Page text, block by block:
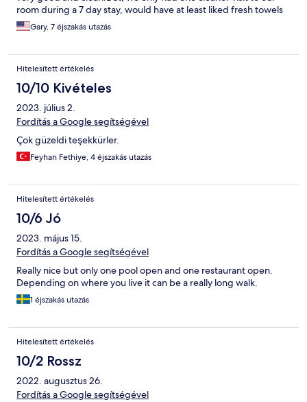
room during a 7 day stay, would have at least liked fresh towels
more often, ran out of toilet paper etc - cleaner left one roll -
trash piled up. TV didn't work, asked at front desk twice, was
Our room/building was next to the outside/public gym and late
at night groups of teens (8-10) would hang out here and
generally be very noisy ( screaming and laughing etc) I
understand teens need a place to hang out but it made relaxing
on our balcony impossible. Weather was great, downstairs
beach area wonderful - but these are not Santa Marina Holiday
return later this year or whether we look at a different resort
instead.
Gary, 7 éjszakás utazás
Hitelesített értékelés
10/10 Kivételes
2023. július 2.
Fordítás a Google segítségével
Çok güzeldi teşekkürler.
Feyhan Fethiye, 4 éjszakás utazás
Hitelesített értékelés
10/6 Jó
2023. május 15.
Fordítás a Google segítségével
Really nice but only one pool open and one restaurant open.
Depending on where you live it can be a really long walk.
1 éjszakás utazás
Hitelesített értékelés
10/2 Rossz
2022. augusztus 26.
Fordítás a Google segítségével